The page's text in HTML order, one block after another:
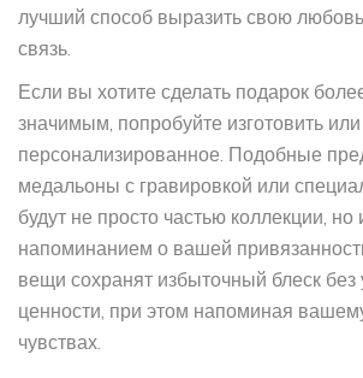
лучший способ выразить свою
связь.
Если вы хотите сделать подарок
значимым, попробуйте изготовить или
персонализированное. Подобные
медальоны с гравировкой или
будут не просто частью коллекции,
напоминанием о вашей
вещи сохранят избыточный блеск без
ценности, при этом напоминая
чувствах.